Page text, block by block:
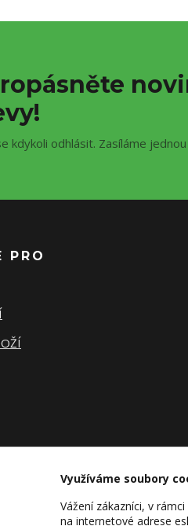
kdykoli odhlásit. Zasíláme
PRO
Využíváme soubory
Vážení zákazníci, v
na internetové adrese